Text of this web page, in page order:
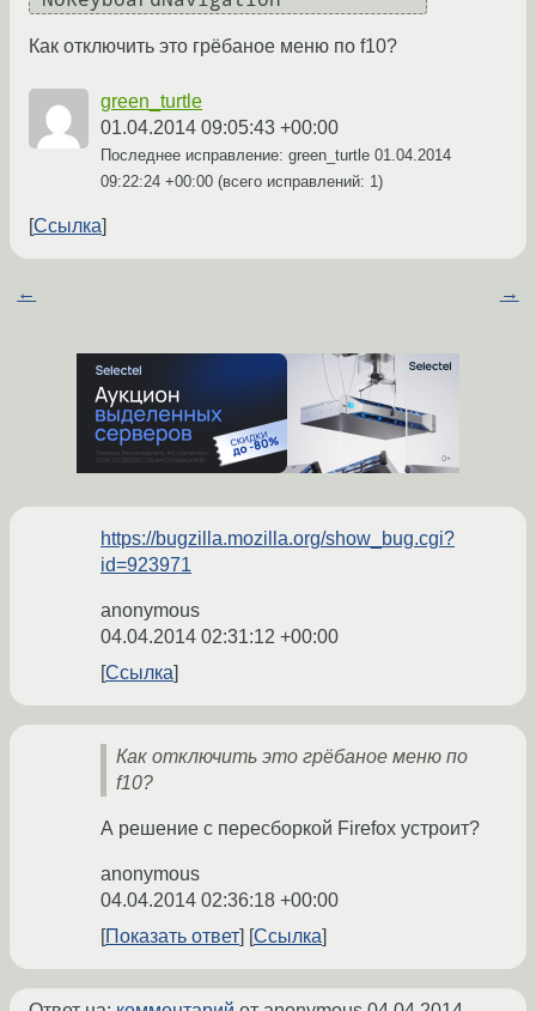
Как отключить это грёбаное меню по f10?
green_turtle
01.04.2014 09:05:43 +00:00
Последнее исправление: green_turtle 01.04.2014
09:22:24 +00:00 (всего исправлений: 1)
Ссылка
← →
https://bugzilla.mozilla.org/show_bug.cgi?
id=923971
anonymous
04.04.2014 02:31:12 +00:00
Ссылка
Как отключить это грёбаное меню по
f10?
А решение с пересборкой Firefox устроит?
anonymous
04.04.2014 02:36:18 +00:00
Показать ответ
Ссылка